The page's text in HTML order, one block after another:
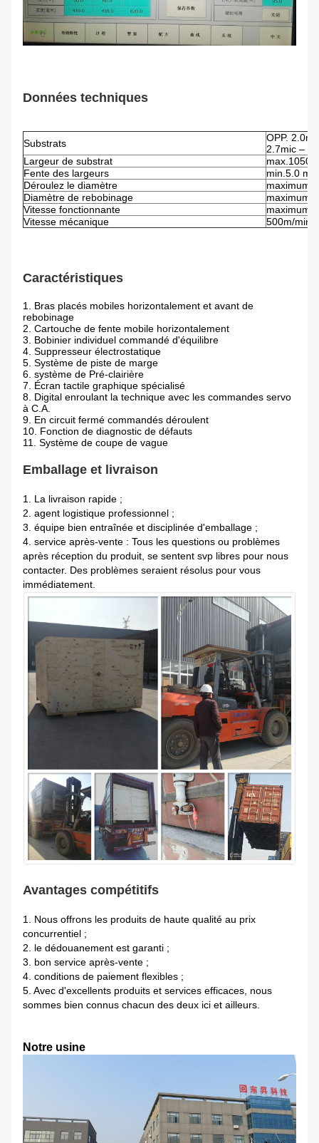
Données techniques
Substrats
OPP.
2.7mic –
Largeur de substrat
Fente des largeurs
min.5.0
Déroulez le diamètre
maximum
Diamètre de rebobinage
maximum
Vitesse fonctionnante
maximum
Vitesse mécanique
500m/min
Caractéristiques
1. Bras placés mobiles horizontalement et avant de
rebobinage
2. Cartouche de fente mobile horizontalement
3. Bobinier individuel commandé d'équilibre
4. Suppresseur électrostatique
5. Système de piste de marge
6. système de Pré-clairière
7. Écran tactile graphique spécialisé
8. Digital enroulant la technique avec les commandes servo
à C.A.
9. En circuit fermé commandés déroulent
10. Fonction de diagnostic de défauts
11. Système de coupe de vague
Emballage et livraison
1. La livraison rapide ;
2. agent logistique professionnel ;
3. équipe bien entraînée et disciplinée d'emballage ;
4. service après-vente : Tous les questions ou problèmes
après réception du produit, se sentent svp libres pour nous
contacter. Des problèmes seraient résolus pour vous
immédiatement.
Avantages compétitifs
1. Nous offrons les produits de haute qualité au prix
concurrentiel ;
2. le dédouanement est garanti ;
3. bon service après-vente ;
4. conditions de paiement flexibles ;
5. Avec d'excellents produits et services efficaces, nous
sommes bien connus chacun des deux ici et ailleurs.
Notre usine